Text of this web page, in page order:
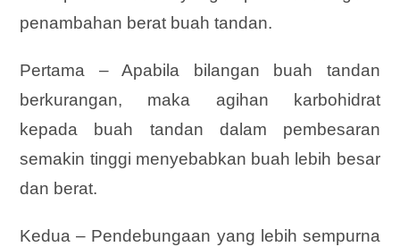
penambahan berat buah tandan.
Pertama – Apabila bilangan buah tandan
berkurangan, maka agihan karbohidrat
kepada buah tandan dalam pembesaran
semakin tinggi menyebabkan buah lebih besar
dan berat.
Kedua – Pendebungaan yang lebih sempurna